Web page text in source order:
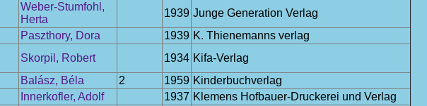
Weber-Stumfohl,
Herta
1939 Junge Generation Verlag
Paszthory, Dora 1939 K. Thienemanns verlag
Skorpil, Robert 1934 Kifa-Verlag
Balász, Béla 2 1959 Kinderbuchverlag
Innerkofler, Adolf 1937 Klemens Hofbauer-Druckerei und Verlag